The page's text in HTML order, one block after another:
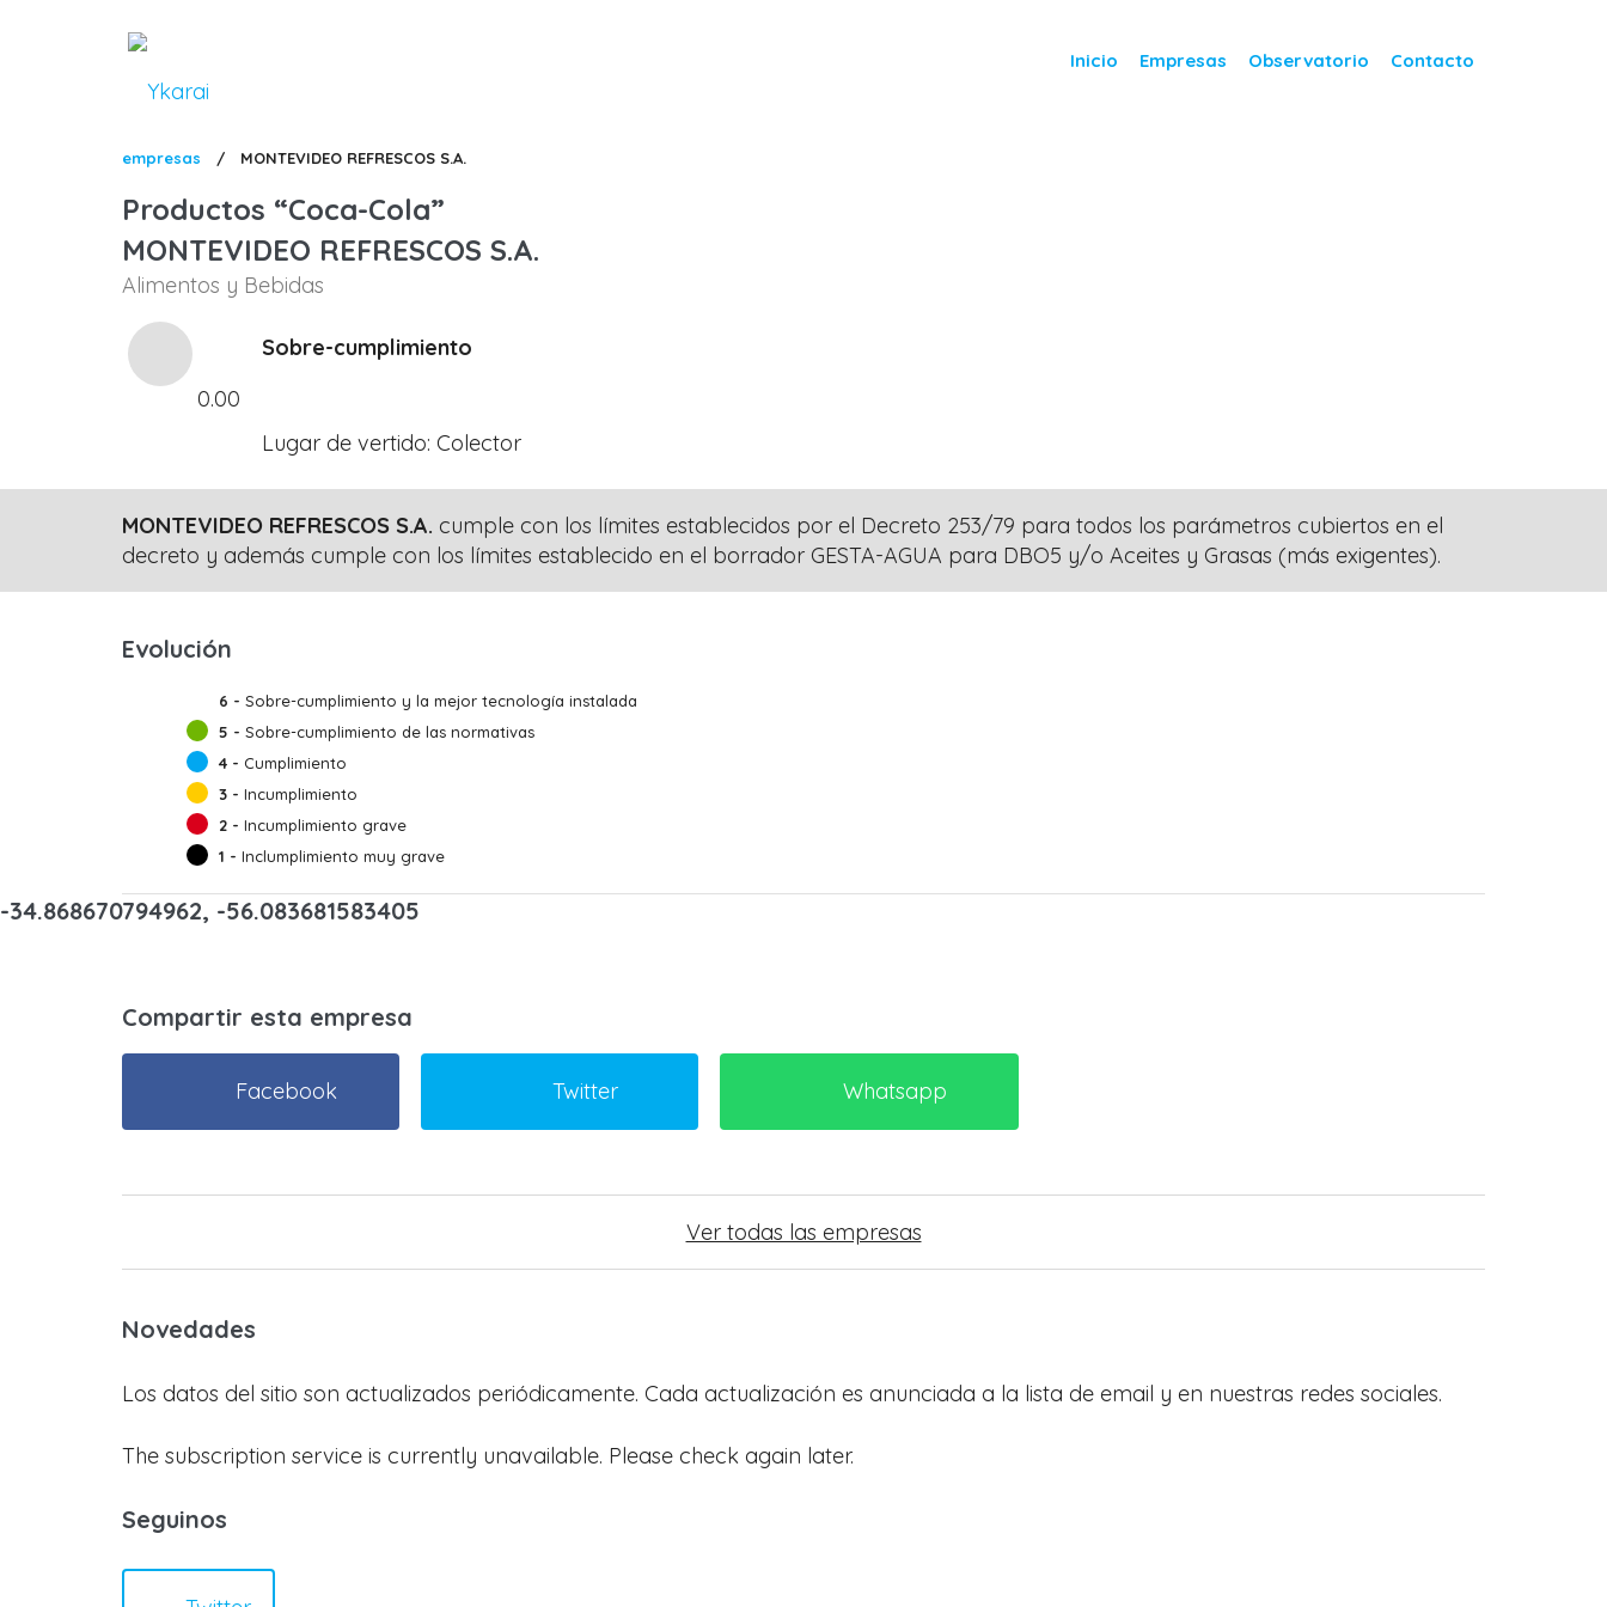
Inicio Empresas Observatorio Contacto
Sobrescribir
enlaces
de
ayuda
a
la
navegación
empresas / MONTEVIDEO REFRESCOS S.A.
Productos
Coca-Cola
MONTEVIDEO REFRESCOS S.A.
Alimentos y Bebidas
Sobre-cumplimiento
0.00
Lugar de vertido Colector
MONTEVIDEO REFRESCOS S.A. cumple con los límites establecidos por el Decreto 253/79 para todos los parámetros cubiertos en el
decreto y además cumple con los límites establecido en el borrador GESTA-AGUA para DBO5 y/o Aceites y Grasas (más exigentes).
Evolución
6 - Sobre-cumplimiento y la mejor tecnología instalada
5 - Sobre-cumplimiento de las normativas
4 - Cumplimiento
3 - Incumplimiento
2 - Incumplimiento grave
1 - Inclumplimiento muy grave
-34.868670794962, -56.083681583405
Compartir esta empresa
Facebook Twitter Whatsapp
Ver todas las empresas
Novedades
Los datos del sitio son actualizados periódicamente. Cada actualización es anunciada a la lista de email y en nuestras redes sociales.
The subscription service is currently unavailable. Please check again later.
Seguinos